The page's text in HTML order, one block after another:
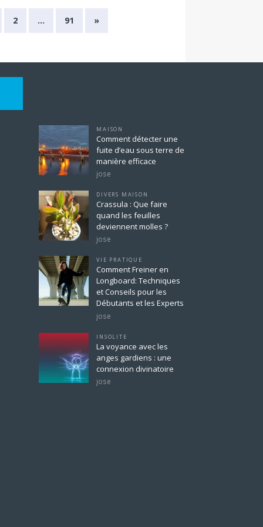
2 … 91 »
MAISON
Comment détecter une
fuite d’eau sous terre de
manière efficace
jose
DIVERS MAISON
Crassula : Que faire
quand les feuilles
deviennent molles ?
jose
VIE PRATIQUE
Comment Freiner en
Longboard: Techniques
et Conseils pour les
Débutants et les Experts
jose
INSOLITE
La voyance avec les
anges gardiens : une
connexion divinatoire
jose